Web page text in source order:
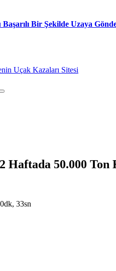
Bir Şekilde Uzaya
Haftada 50.000 Ton
33sn